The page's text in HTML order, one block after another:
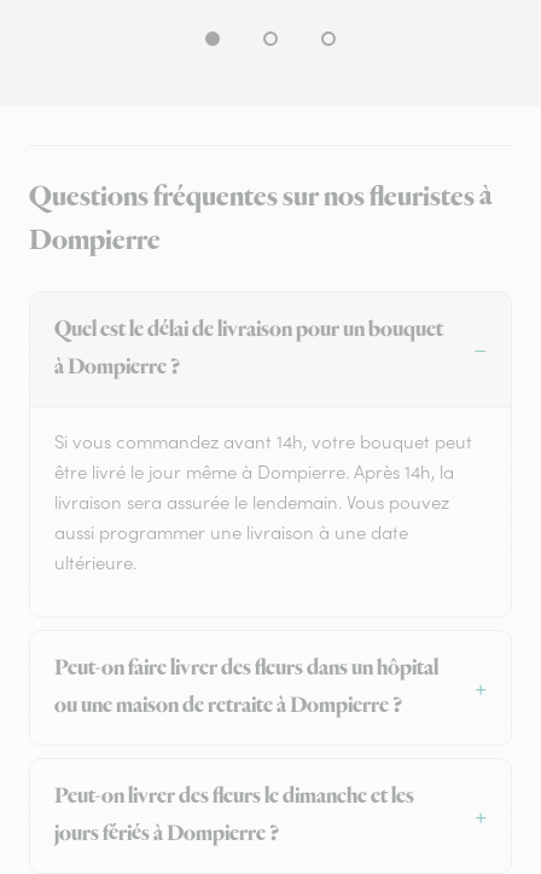
Questions fréquentes sur nos fleuristes à
Dompierre
Quel est le délai de livraison pour un bouquet
à Dompierre ?
Si vous commandez avant 14h, votre bouquet peut
être livré le jour même à Dompierre. Après 14h, la
livraison sera assurée le lendemain. Vous pouvez
aussi programmer une livraison à une date
ultérieure.
Peut-on faire livrer des fleurs dans un hôpital
ou une maison de retraite à Dompierre ?
Peut-on livrer des fleurs le dimanche et les
jours fériés à Dompierre ?